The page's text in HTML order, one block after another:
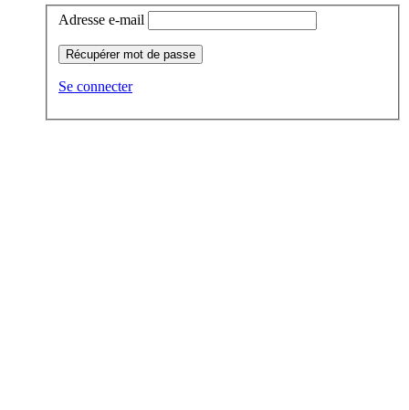
Adresse e-mail
Récupérer mot de passe
Se connecter